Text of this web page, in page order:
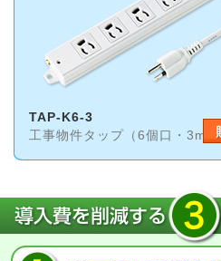
TAP-K6-3
工事物件タップ（6個口・3m）